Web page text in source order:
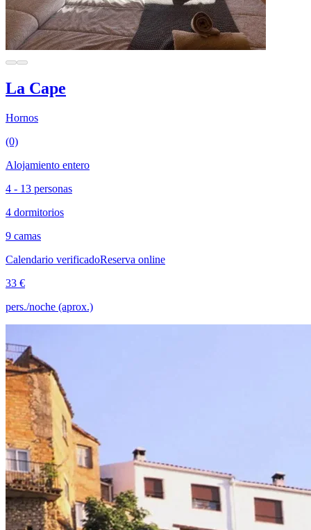
La Cape
Hornos
(0)
Alojamiento entero
4 - 13 personas
4 dormitorios
9 camas
Calendario verificadoReserva online
33 €
pers./noche (aprox.)